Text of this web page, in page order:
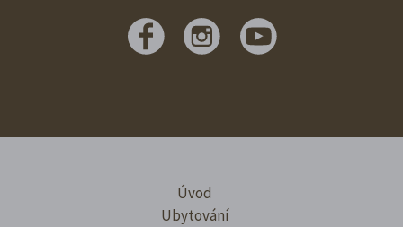
Úvod
Ubytování